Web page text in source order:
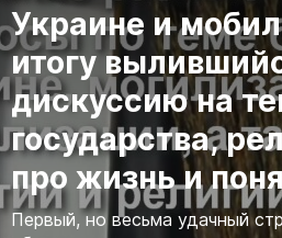
Украине и
итогу
дискуссию на
государства,
про жизнь и
Первый, но весьма удачный